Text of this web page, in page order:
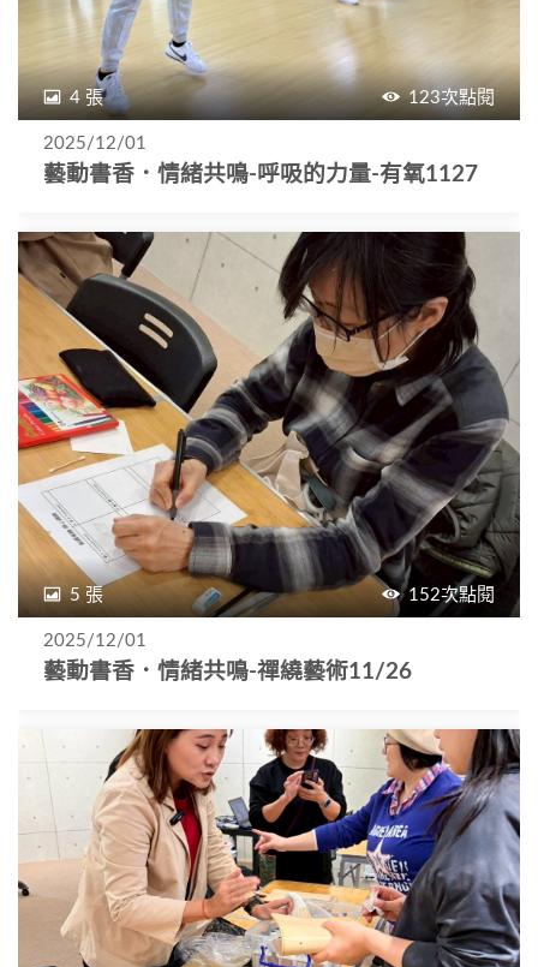
4 張 123次點閱
2025/12/01
藝動書香．情緒共鳴-呼吸的力量-有氧1127
5 張 152次點閱
2025/12/01
藝動書香．情緒共鳴-禪繞藝術11/26